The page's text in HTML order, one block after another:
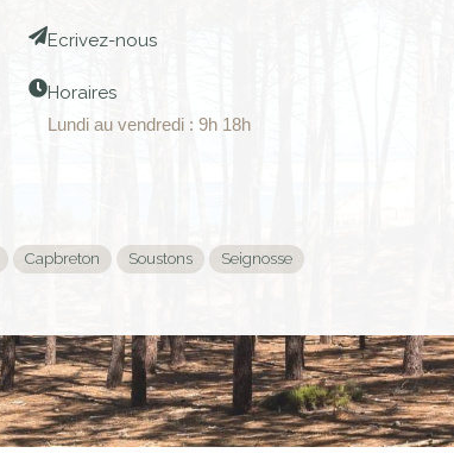
Ecrivez-nous
Horaires
Lundi au vendredi : 9h 18h
Capbreton Soustons
Seignosse